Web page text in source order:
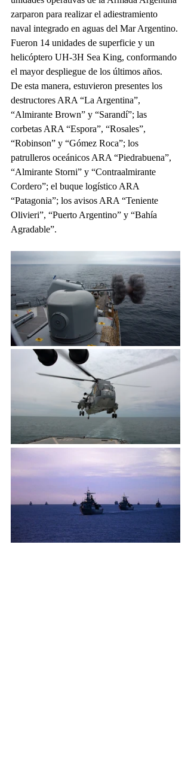
zarparon para realizar el adiestramiento
naval integrado en aguas del Mar Argentino.
Fueron 14 unidades de superficie y un
helicóptero UH-3H Sea King, conformando
el mayor despliegue de los últimos años.
De esta manera, estuvieron presentes los
destructores ARA “La Argentina”,
“Almirante Brown” y “Sarandí”; las
corbetas ARA “Espora”, “Rosales”,
“Robinson” y “Gómez Roca”; los
patrulleros oceánicos ARA “Piedrabuena”,
“Almirante Storni” y “Contraalmirante
Cordero”; el buque logístico ARA
“Patagonia”; los avisos ARA “Teniente
Olivieri”, “Puerto Argentino” y “Bahía
Agradable”.